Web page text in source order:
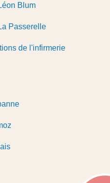
Blum
Passerelle
de l'infirmerie